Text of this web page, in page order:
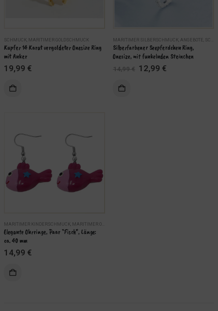
SCHMUCK MARITIMER GOLDSCHMUCK
Kupfer 14 Karat vergoldeter Onesize Ring
mit Anker
19,99 €
MARITIMER SILBERSCHMUCK ANGEBOTE SCHMUCK
Silberfarbener Seepferdchen Ring,
Onesize, mit funkelnden Steinchen
14,99€ Ursprünglicher
Preis
12,99 €Aktueller
MARITIMER KINDERSCHMUCK, MARITIMER OHRSCHMUCK
Elegante Ohrringe, Paar “Fisch”, Länge:
ca. 40 mm
14,99 €